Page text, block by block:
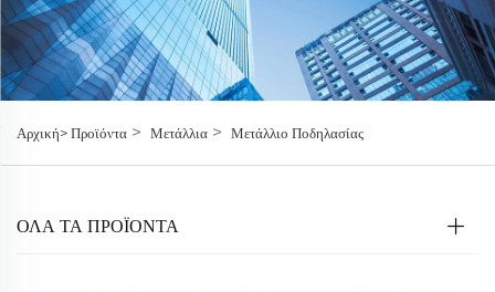
Αρχική>Προϊόντα > Μετάλλια > Μετάλλιο Ποδηλασίας
ΌΛΑ ΤΑ ΠΡΟΪΟΝΤΑ